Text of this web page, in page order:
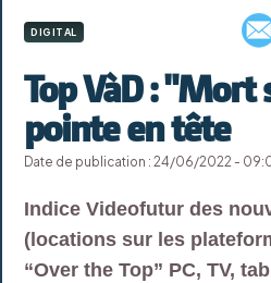
DIGITAL
Top VàD : "Mort
pointe en tête
Date de publication : 24/06/2022 -
Indice Videofutur des
(locations sur les
“Over the Top” PC, TV,